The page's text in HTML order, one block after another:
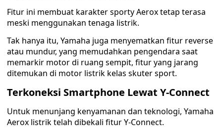
Fitur ini membuat karakter sporty Aerox tetap terasa
meski menggunakan tenaga listrik.
Tak hanya itu, Yamaha juga menyematkan fitur reverse
atau mundur, yang memudahkan pengendara saat
memarkir motor di ruang sempit, fitur yang jarang
ditemukan di motor listrik kelas skuter sport.
Terkoneksi Smartphone Lewat Y-Connect
Untuk menunjang kenyamanan dan teknologi, Yamaha
Aerox listrik telah dibekali fitur Y-Connect.